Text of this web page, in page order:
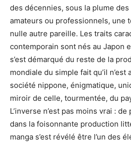
des décennies, sous la plume
amateurs ou professionnels, une
nulle autre pareille. Les traits
contemporain sont nés au Japon
s’est démarqué du reste de la
mondiale du simple fait qu’il
société nippone, énigmatique,
miroir de celle, tourmentée, du
L’inverse n’est pas moins vrai :
dans la foisonnante production
manga s’est révélé être l’un des